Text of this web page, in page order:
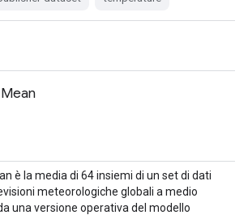
è la media di 64 insiemi di un set di dati
meteorologiche globali a medio
una versione operativa del modello